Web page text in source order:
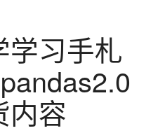
学习手札
内容